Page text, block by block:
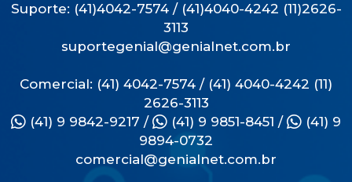
Suporte: (41)4042-7574 / (41)4040-4242 (11)2626-
3113
suportegenial@genialnet.com.br
Comercial: (41) 4042-7574 / (41) 4040-4242 (11)
2626-3113
(41) 9 9842-9217 / (41) 9 9851-8451 /
(41) 9
9894-0732
comercial@genialnet.com.br